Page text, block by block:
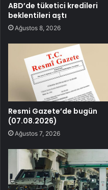
ABD’de tüketici kredileri
beklentileri aştı
Ağustos 8, 2026
Resmi Gazete’de bugün
(07.08.2026)
Ağustos 7, 2026